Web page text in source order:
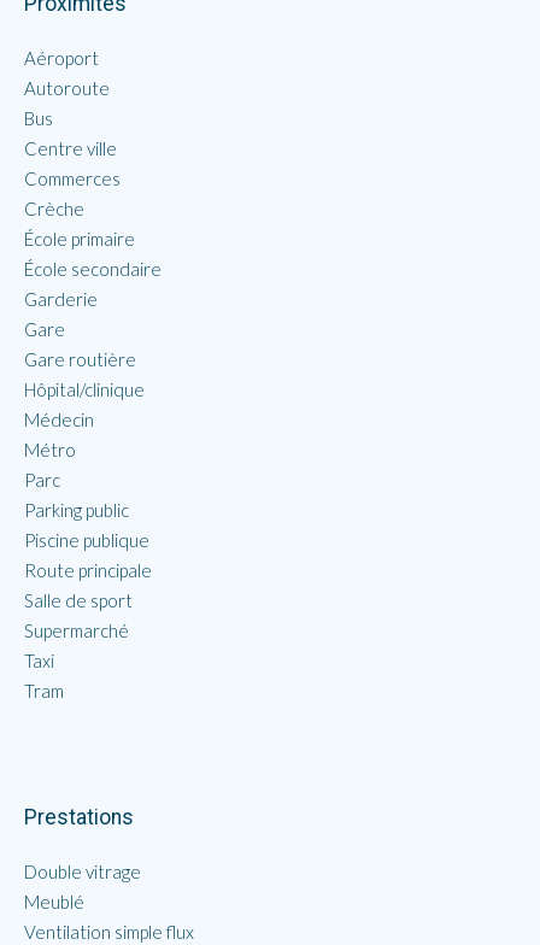
Aéroport
Autoroute
Bus
Centre ville
Commerces
Crèche
École primaire
École secondaire
Garderie
Gare
Gare routière
Hôpital/clinique
Médecin
Métro
Parc
Parking public
Piscine publique
Route principale
Salle de sport
Supermarché
Taxi
Tram
Prestations
Double vitrage
Meublé
Ventilation simple flux